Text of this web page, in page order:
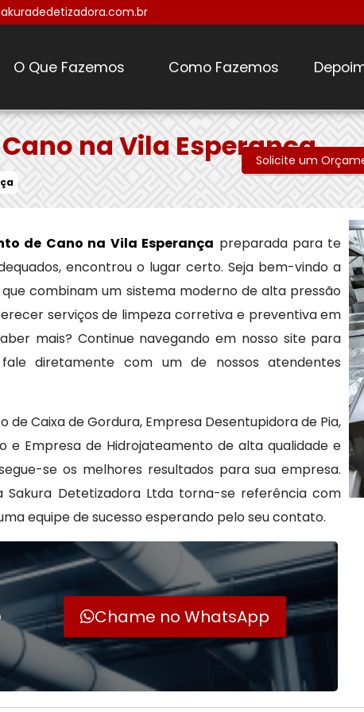
O Que Fazemos Como Fazemos
na Vila Esperança
Solicite um
de Cano na Vila Esperança preparada para te
encontrou o lugar certo. Seja bem-vindo a
combinam um sistema moderno de alta pressão
serviços de limpeza corretiva e preventiva em
mais? Continue navegando em nosso site para
diretamente com um de nossos atendentes
Caixa de Gordura, Empresa Desentupidora de Pia,
e Empresa de Hidrojateamento de alta qualidade e
se os melhores resultados para sua empresa.
Sakura Detetizadora Ltda torna-se referência com
equipe de sucesso esperando pelo seu contato.
Chame no WhatsApp